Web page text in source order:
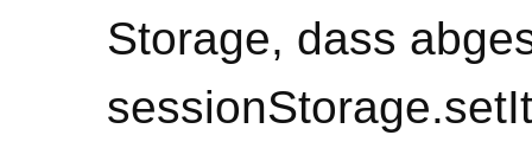
Storage, dass